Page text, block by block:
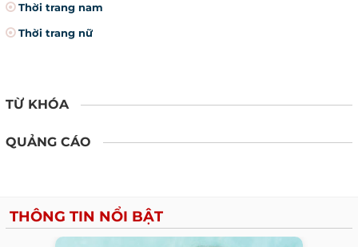
Thời trang nam
Thời trang nữ
TỪ KHÓA
QUẢNG CÁO
THÔNG TIN NỔI BẬT